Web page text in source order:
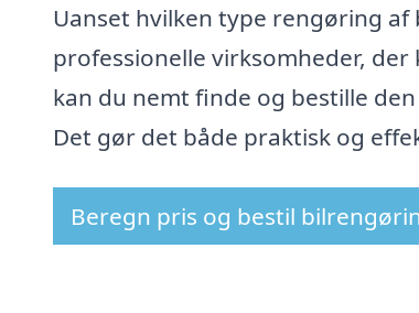
Uanset hvilken type rengøring
professionelle virksomheder,
kan du nemt finde og bestille
Det gør det både praktisk og
Beregn pris og bestil